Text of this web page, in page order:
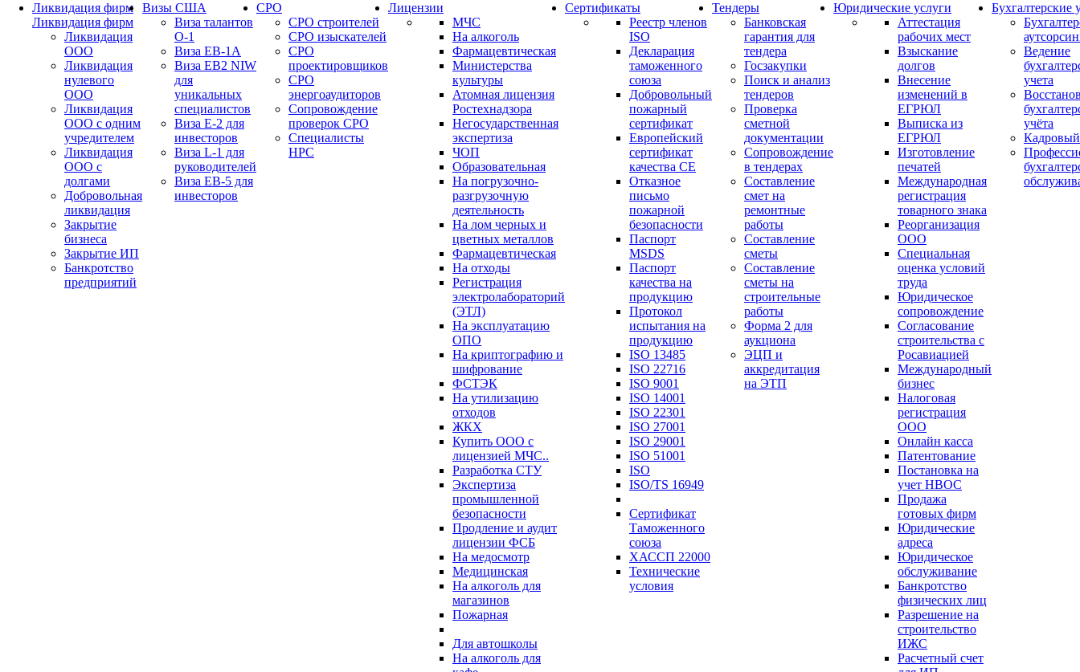
Ликвидация фирм
Ликвидация фирм
Ликвидация
ООО
Ликвидация
нулевого
ООО
Ликвидация
ООО с одним
учредителем
Ликвидация
ООО с
долгами
Добровольная
ликвидация
Закрытие
бизнеса
Закрытие ИП
Банкротство
предприятий
Визы США
Виза талантов
О-1
Виза EB-1A
Виза EB2 NIW
для
уникальных
специалистов
Виза E-2 для
инвесторов
Виза L-1 для
руководителей
Виза EB-5 для
инвесторов
СРО
СРО строителей
СРО изыскателей
СРО
проектировщиков
СРО
энергоаудиторов
Сопровождение
проверок СРО
Специалисты
НРС
Лицензии
МЧС
На алкоголь
Фармацевтическая
Министерства
культуры
Атомная лицензия
Ростехнадзора
Негосударственная
экспертиза
ЧОП
Образовательная
На погрузочно-
разгрузочную
деятельность
На лом черных и
цветных металлов
Фармацевтическая
На отходы
Регистрация
электролабораторий
(ЭТЛ)
На эксплуатацию
ОПО
На криптографию и
шифрование
ФСТЭК
На утилизацию
отходов
ЖКХ
Купить ООО с
лицензией МЧС..
Разработка СТУ
Экспертиза
промышленной
безопасности
Продление и аудит
лицензии ФСБ
На медосмотр
Медицинская
На алкоголь для
магазинов
Пожарная
Для автошколы
На алкоголь для
Сертификаты
Реестр членов
ISO
Декларация
таможенного
союза
Добровольный
пожарный
сертификат
Европейский
сертификат
качества СЕ
Отказное
письмо
пожарной
безопасности
Паспорт
МSDS
Паспорт
качества на
продукцию
Протокол
испытания на
продукцию
ISO 13485
ISO 22716
ISO 9001
ISO 14001
ISO 22301
ISO 27001
ISO 29001
ISO 51001
ISO
ISO/TS 16949
Сертификат
Таможенного
союза
ХАССП 22000
Технические
условия
Тендеры
Банковская
гарантия для
тендера
Госзакупки
Поиск и анализ
тендеров
Проверка
сметной
документации
Сопровождение
в тендерах
Составление
смет на
ремонтные
работы
Составление
сметы
Составление
сметы на
строительные
работы
Форма 2 для
аукциона
ЭЦП и
аккредитация
на ЭТП
Юридические услуги
Аттестация
рабочих мест
Взыскание
долгов
Внесение
изменений в
ЕГРЮЛ
Выписка из
ЕГРЮЛ
Изготовление
печатей
Международная
регистрация
товарного знака
Реорганизация
ООО
Специальная
оценка условий
труда
Юридическое
сопровождение
Согласование
строительства с
Росавиацией
Международный
бизнес
Налоговая
регистрация
ООО
Онлайн касса
Патентование
Постановка на
учет НВОС
Продажа
готовых фирм
Юридические
адреса
Юридическое
обслуживание
Банкротство
физических лиц
Разрешение на
строительство
ИЖС
Расчетный счет
Бухгалтерские
Ведение
учета
учёта
Кадровый